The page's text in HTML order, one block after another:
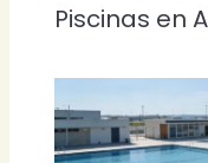
Piscinas en